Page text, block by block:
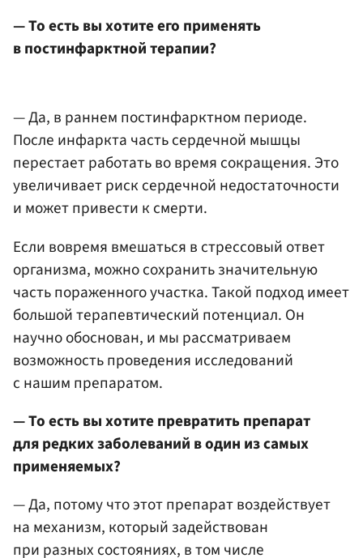
— То есть вы хотите его применять
в постинфарктной терапии?
— Да, в раннем постинфарктном периоде.
После инфаркта часть сердечной мышцы
перестает работать во время сокращения. Это
увеличивает риск сердечной недостаточности
и может привести к смерти.
Если вовремя вмешаться в стрессовый ответ
организма, можно сохранить значительную
часть пораженного участка. Такой подход имеет
большой терапевтический потенциал. Он
научно обоснован, и мы рассматриваем
возможность проведения исследований
с нашим препаратом.
— То есть вы хотите превратить препарат
для редких заболеваний в один из самых
применяемых?
— Да, потому что этот препарат воздействует
на механизм, который задействован
при разных состояниях, в том числе